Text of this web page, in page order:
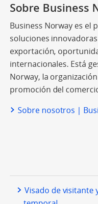
Sobre Business
Business Norway es el
soluciones
exportación,
internacionales. Está
Norway, la
promoción del
Sobre nosotros |
Visado de visitante